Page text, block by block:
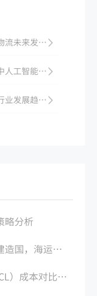
国际海运物流未来发展展望
海运物流中人工智能在安全管理中的应用
国际海运行业发展趋势分析
略分析
业规模不断扩大
比：如何选择？